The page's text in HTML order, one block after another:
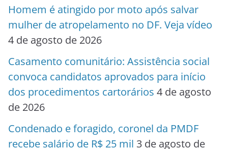
Homem é atingido por moto após salvar
mulher de atropelamento no DF. Veja vídeo
4 de agosto de 2026
Casamento comunitário: Assistência social
convoca candidatos aprovados para início
dos procedimentos cartorários 4 de agosto
de 2026
Condenado e foragido, coronel da PMDF
recebe salário de R$ 25 mil 3 de agosto de